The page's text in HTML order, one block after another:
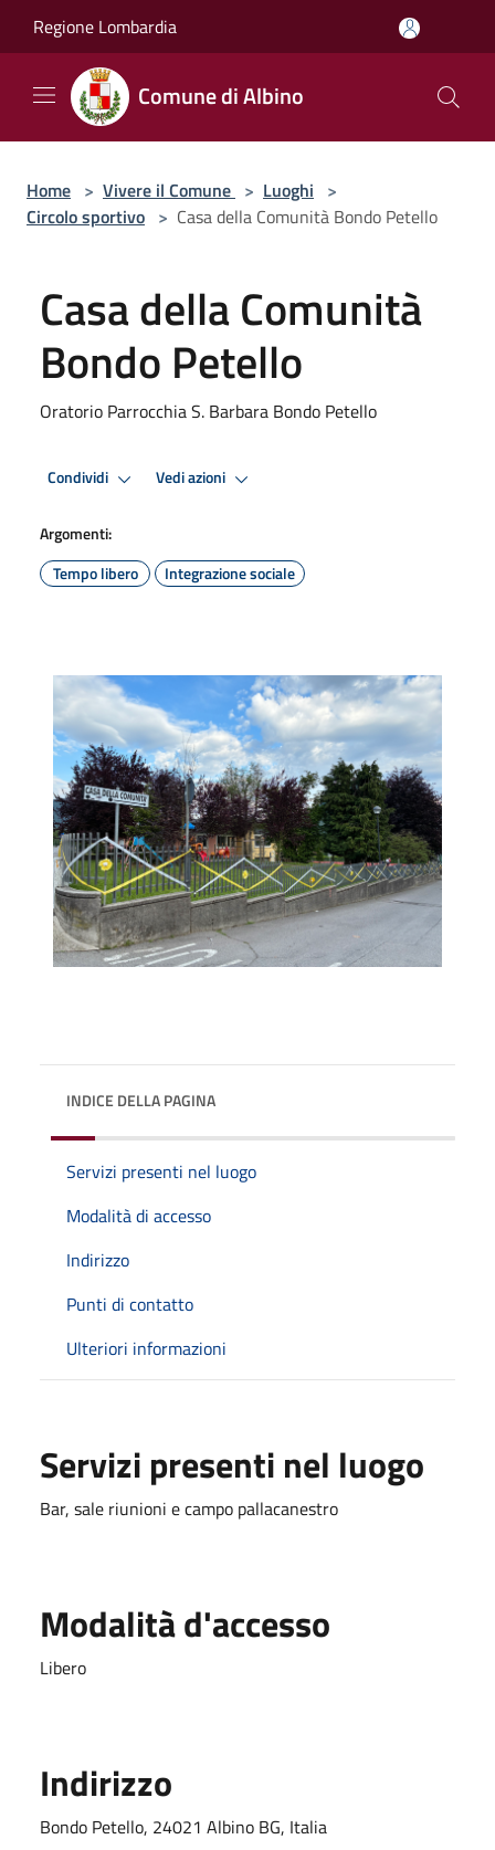
Regione Lombardia
Comune di Albino
Home > Vivere il Comune > Luoghi >
Circolo sportivo > Casa della Comunità Bondo Petello
Casa della Comunità
Bondo Petello
Oratorio Parrocchia S. Barbara Bondo Petello
Condividi Vedi azioni
Argomenti:
Tempo libero
Integrazione sociale
INDICE DELLA PAGINA
Servizi presenti nel luogo
Modalità di accesso
Indirizzo
Punti di contatto
Ulteriori informazioni
Servizi presenti nel luogo
Bar, sale riunioni e campo pallacanestro
Modalità d'accesso
Libero
Indirizzo
Bondo Petello, 24021 Albino BG, Italia